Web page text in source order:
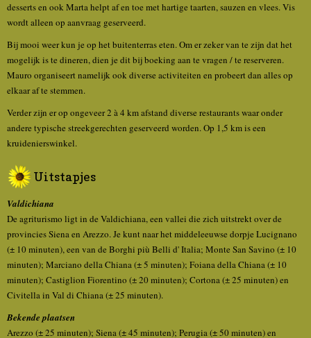
desserts en ook Marta helpt af en toe met hartige taarten, sauzen en vlees. Vis
wordt alleen op aanvraag geserveerd.
Bij mooi weer kun je op het buitenterras eten. Om er zeker van te zijn dat het
mogelijk is te dineren, dien je dit bij boeking aan te vragen / te reserveren.
Mauro organiseert namelijk ook diverse activiteiten en probeert dan alles op
elkaar af te stemmen.
Verder zijn er op ongeveer 2 à 4 km afstand diverse restaurants waar onder
andere typische streekgerechten geserveerd worden. Op 1,5 km is een
kruidenierswinkel.
Uitstapjes
Valdichiana
De agriturismo ligt in de Valdichiana, een vallei die zich uitstrekt over de
provincies Siena en Arezzo. Je kunt naar het middeleeuwse dorpje Lucignano
(± 10 minuten), een van de Borghi più Belli d' Italia; Monte San Savino (± 10
minuten); Marciano della Chiana (± 5 minuten); Foiana della Chiana (± 10
minuten); Castiglion Fiorentino (± 20 minuten); Cortona (± 25 minuten) en
Civitella in Val di Chiana (± 25 minuten).
Bekende plaatsen
Arezzo (± 25 minuten); Siena (± 45 minuten); Perugia (± 50 minuten) en